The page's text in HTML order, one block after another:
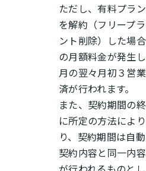
ただし、有料プラ
を解約（フリープ
ント削除）した場
の月額料金が発生
月の翌々月初３営
済が行われます。
また、契約期間の
に所定の方法によ
り、契約期間は自
契約内容と同一内